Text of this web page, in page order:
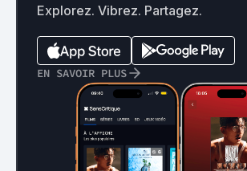
Explorez. Vibrez. Partagez.
EN SAVOIR PLUS